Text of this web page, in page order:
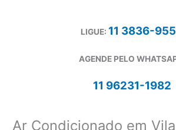
LIGUE: 11 3836-
AGENDE PELO
11 96231-1982
Ar Condicionado em